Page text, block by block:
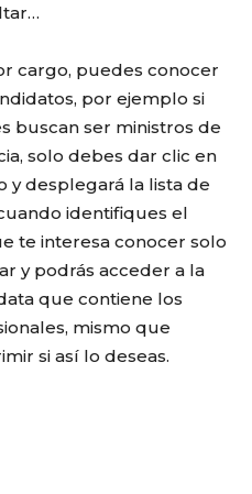
cargo, puedes conocer
por ejemplo si
buscan ser ministros de
solo debes dar clic en
y desplegará la lista de
identifiques el
te interesa conocer solo
y podrás acceder a la
que contiene los
mismo que
si así lo deseas.